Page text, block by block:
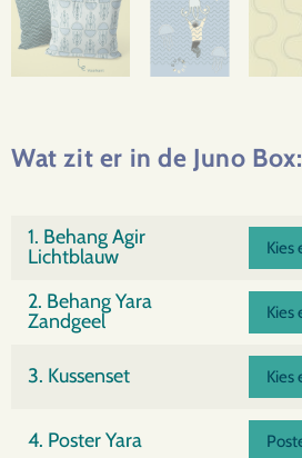
Wat zit er in de Juno Box:
1. Behang Agir
Lichtblauw
2. Behang Yara
Zandgeel
3. Kussenset
4. Poster Yara